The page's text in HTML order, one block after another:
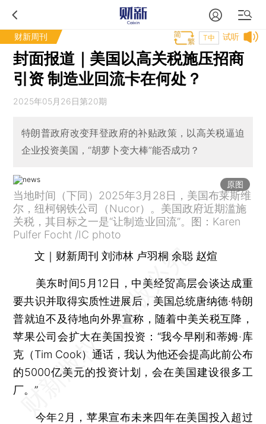
财新周刊 试听
T中
封面报道｜美国以高关税施压招商
引资 制造业回流卡在何处？
2025年05月26日第20期
特朗普政府改变拜登政府的补贴政策，以高关税逼迫
企业投资美国，“胡萝卜变大棒”能否成功？
原图
当地时间（下同）2025年3月28日，美国布莱斯维
尔，纽柯钢铁公司（Nucor）。美国政府近期滥施
关税，其目标之一是“让制造业回流”。图：Karen
Pulfer Focht /IC photo
文｜财新周刊 刘沛林 卢羽桐 余聪 赵煊
美东时间5月12日，中美经贸高层会谈达成重
要共识并取得实质性进展后，美国总统唐纳德·特朗
普就迫不及待地向外界宣称，随着中美关税互降，
苹果公司会扩大在美国投资：“我今早刚和蒂姆·库
克（Tim Cook）通话，我认为他还会提高此前公布
的5000亿美元的投资计划，会在美国建设很多工
厂。”
今年2月，苹果宣布未来四年在美国投入超过